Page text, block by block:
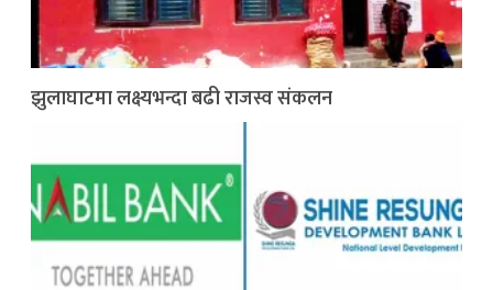
झुलाघाटमा लक्ष्यभन्दा बढी राजस्व संकलन